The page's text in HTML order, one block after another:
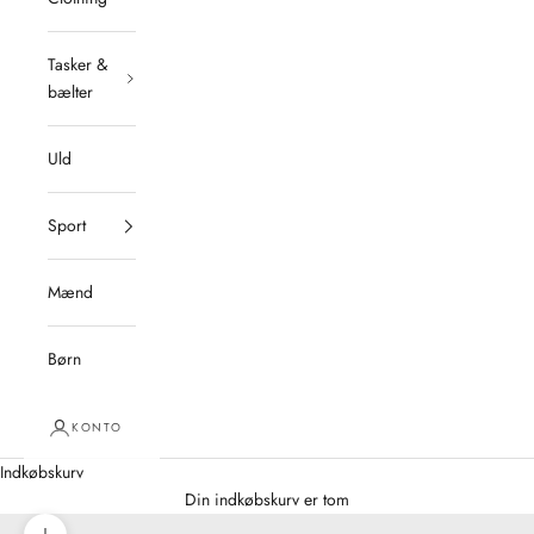
Tasker &
bælter
Uld
Sport
Mænd
Børn
KONTO
Indkøbskurv
Din indkøbskurv er tom